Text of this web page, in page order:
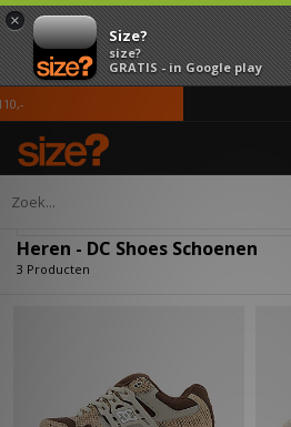
×
Size?
size?
GRATIS - in Google play
Home Heren
Heren - DC Shoes Schoenen
3 Producten